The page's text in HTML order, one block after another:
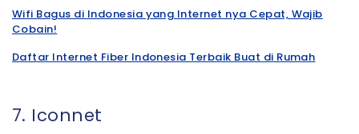
Wifi Bagus di Indonesia yang Internet nya Cepat, Wajib
Cobain!
Daftar Internet Fiber Indonesia Terbaik Buat di Rumah
7. Iconnet